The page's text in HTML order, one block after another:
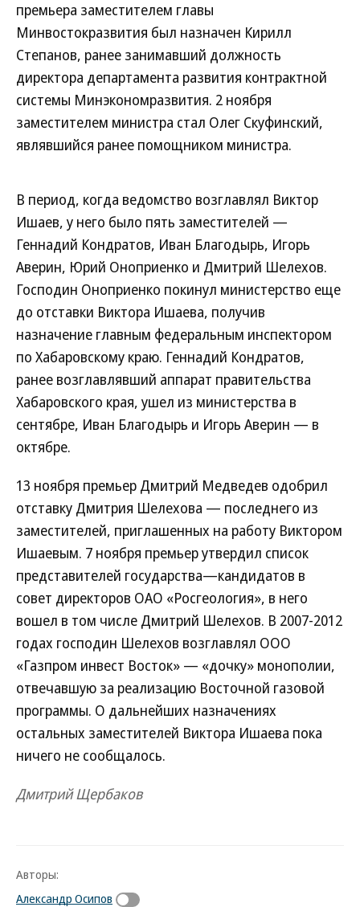
премьера заместителем главы
Минвостокразвития был назначен Кирилл
Степанов, ранее занимавший должность
директора департамента развития контрактной
системы Минэкономразвития. 2 ноября
заместителем министра стал Олег Скуфинский,
являвшийся ранее помощником министра.
В период, когда ведомство возглавлял Виктор
Ишаев, у него было пять заместителей —
Геннадий Кондратов, Иван Благодырь, Игорь
Аверин, Юрий Оноприенко и Дмитрий Шелехов.
Господин Оноприенко покинул министерство еще
до отставки Виктора Ишаева, получив
назначение главным федеральным инспектором
по Хабаровскому краю. Геннадий Кондратов,
ранее возглавлявший аппарат правительства
Хабаровского края, ушел из министерства в
сентябре, Иван Благодырь и Игорь Аверин — в
октябре.
13 ноября премьер Дмитрий Медведев одобрил
отставку Дмитрия Шелехова — последнего из
заместителей, приглашенных на работу Виктором
Ишаевым. 7 ноября премьер утвердил список
представителей государства—кандидатов в
совет директоров ОАО «Росгеология», в него
вошел в том числе Дмитрий Шелехов. В 2007-2012
годах господин Шелехов возглавлял ООО
«Газпром инвест Восток» — «дочку» монополии,
отвечавшую за реализацию Восточной газовой
программы. О дальнейших назначениях
остальных заместителей Виктора Ишаева пока
ничего не сообщалось.
Дмитрий Щербаков
Авторы:
Александр Осипов